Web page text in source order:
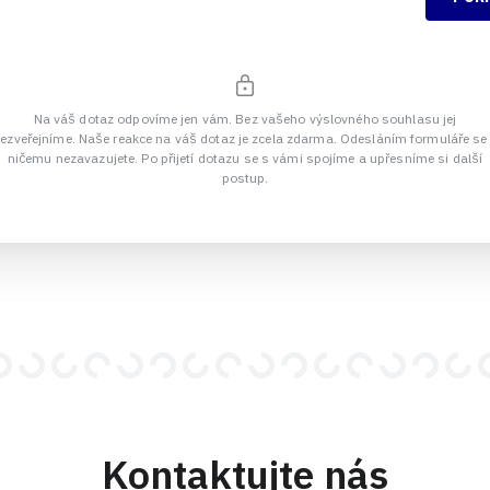
Na váš dotaz odpovíme jen vám. Bez vašeho výslovného souhlasu jej
Naše reakce na váš dotaz je zcela zdarma. Odesláním formuláře se
ničemu nezavazujete. Po přijetí dotazu se s vámi spojíme a upřesníme si další
postup.
Kontaktujte nás